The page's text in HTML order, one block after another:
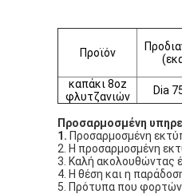
Προϊόν
καπάκι 8oz
φλυτζανιών
Dia
Προσαρμοσμένη
1. Προσαρμοσμένη
2. Η προσαρμοσμένη
3. Καλή ακολουθώντας
4. Η θέση και η
5. Πρότυπα που